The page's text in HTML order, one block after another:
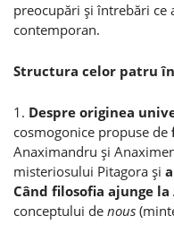
preocupări şi întrebări ce
contemporan.
Structura celor patru
1. Despre originea
cosmogonice propuse de
Anaximandru şi
misteriosului Pitagora şi
Când filosofia ajunge la
conceptului de nous